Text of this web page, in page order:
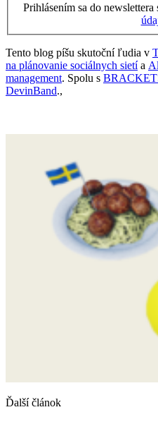
Prihlásením sa do newslettera
Tento blog píšu skutoční ľudia v
na plánovanie sociálnych sietía
management. Spolu s
DevinBand.,
Ďalší článok